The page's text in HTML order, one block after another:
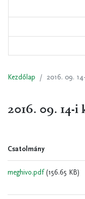
Kezdőlap 2016. 09.
2016. 09. 14-i
Csatolmány
meghivo.pdf (156.65 KB)